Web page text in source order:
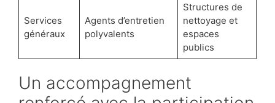
Services
généraux
Agents d’entretien
polyvalents
Structures de
nettoyage et
espaces
publics
Un accompagnement